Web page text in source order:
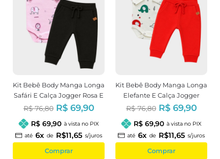
Kit Bebê Body Manga Longa
Safári E Calça Jogger Rosa E
Preto Menina
R$ 76,80 R$ 69,90
R$ 69,90 à vista no PIX
até 6x de R$11,65 s/juros
Comprar
Kit Bebê Body Manga Longa
Elefante E Calça Jogger
Unissex
R$ 76,80 R$ 69,90
R$ 69,90 à vista no PIX
até 6x de R$11,65 s/juros
Comprar